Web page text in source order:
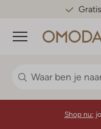
Menu
Shop nu: